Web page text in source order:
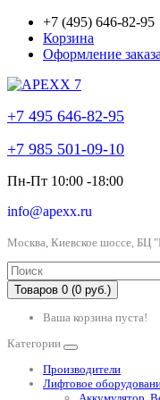
+7 (495) 646-82-95
Корзина
Оформление заказа
+7 495 646-82-95
+7 985 501-09-10
Пн-Пт 10:00 -18:00
info@apexx.ru
Москва, Киевское шоссе,
Товаров 0 (0 руб.)
Ваша корзина пуста!
Категории
Производители
Лифтовое